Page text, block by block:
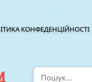
КОНФЕДЕНЦІЙНОСТІ